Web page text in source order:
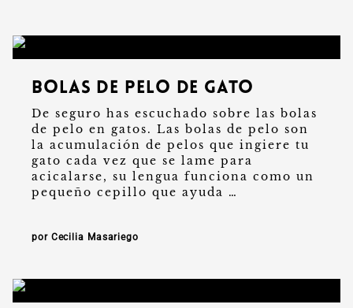
Bolas de pelo de gato
De seguro has escuchado sobre las bolas
de pelo en gatos. Las bolas de pelo son
la acumulación de pelos que ingiere tu
gato cada vez que se lame para
acicalarse, su lengua funciona como un
pequeño cepillo que ayuda …
por Cecilia Masariego